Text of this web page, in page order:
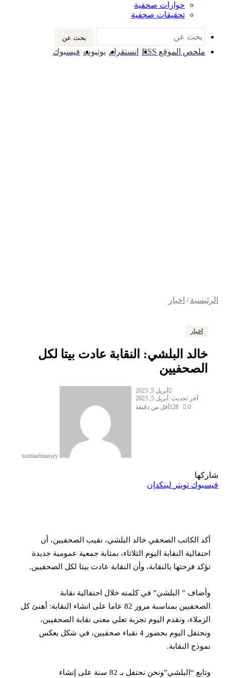
حوارات صحفية
تحقيقات صحفية
بحث عن
ملخص الموقع RSS انستقرام يوتيوب فيسبوك
الرئيسية / اخبار
اخبار
خالد البلشي: النقابة عادت بيتا لكل
الصحفيين
somiaelmassry
أبريل 5, 2023
آخر تحديث: أبريل 5, 2023
0
128أقل من دقيقة
شاركها
فيسبوك تويتر لينكدإن
أكد الكاتب الصحفي خالد البلشي، نقيب الصحفيين، أن
احتفالية النقابة اليوم الثلاثاء، بمثابة جمعية عمومية جديدة
تؤكد فرحتها بالنقابة، وأن النقابة عادت بيتا لكل الصحفيين.
وأضاف ” البلشي” في كلمته خلال احتفالية نقابة
الصحفيين بمناسبة مرور 82 عاما على انشاء النقابة: أهنئ كل
الزملاء، ونقدم اليوم تجربة تعلي معنى نقابة الصحفيين،
ونحتفل اليوم بحضور 4 نقباء صحفيين، في شكل يعكس
نموذج النقابة.
وتابع “البلشي”ونحن نحتفل بـ 82 سنة على إنشاء